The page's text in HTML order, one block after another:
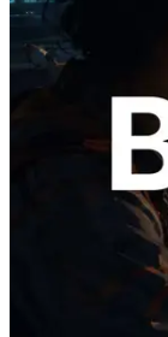
Analyzer —
成時間與負